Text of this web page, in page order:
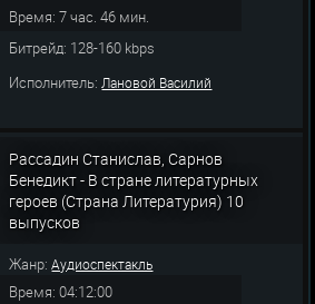
Время: 7 час. 46 мин.
Битрейд: 128-160 kbps
Исполнитель:Лановой Василий
Рассадин Станислав, Сарнов
Бенедикт - В стране литературных
героев (Страна Литературия) 10
выпусков
Жанр:Аудиоспектакль
Время: 04:12:00